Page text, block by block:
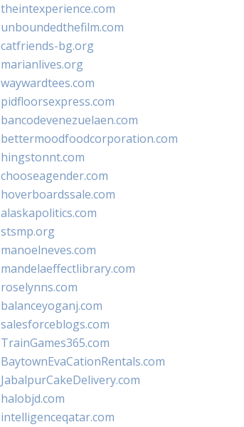
theintexperience.com
unboundedthefilm.com
catfriends-bg.org
marianlives.org
waywardtees.com
pidfloorsexpress.com
bancodevenezuelaen.com
bettermoodfoodcorporation.com
hingstonnt.com
chooseagender.com
hoverboardssale.com
alaskapolitics.com
stsmp.org
manoelneves.com
mandelaeffectlibrary.com
roselynns.com
balanceyoganj.com
salesforceblogs.com
TrainGames365.com
BaytownEvaCationRentals.com
JabalpurCakeDelivery.com
halobjd.com
intelligenceqatar.com